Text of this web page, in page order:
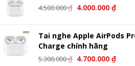
4.500.000₫ Giá
4.500.000 ₫.
4.000.000₫Giá
là:
Tai nghe Apple AirPods
Charge chính hãng
5.300.000₫ Giá
4.700.000₫Giá